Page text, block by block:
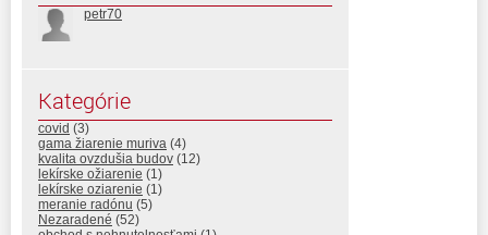
petr70
Kategórie
covid (3)
gama žiarenie muriva (4)
kvalita ovzdušia budov (12)
lekírske ožiarenie (1)
lekírske oziarenie (1)
meranie radónu (5)
Nezaradené (52)